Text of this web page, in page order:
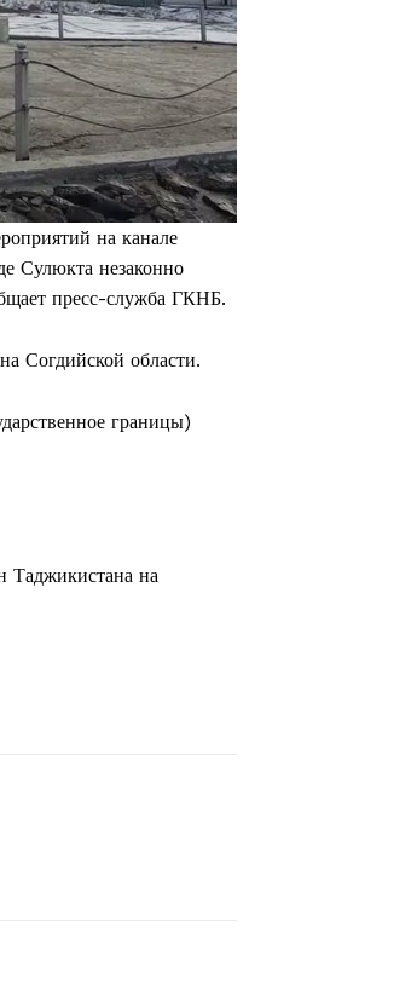
на канале
Сулюкта незаконно
пресс-служба ГКНБ.
Согдийской области.
границы)
Таджикистана на